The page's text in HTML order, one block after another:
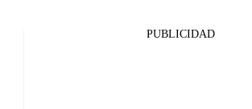
PUBLICIDAD